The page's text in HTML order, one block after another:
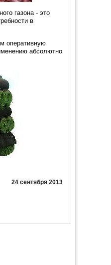
газона - это
в
оперативную
абсолютно
24 сентября 2013